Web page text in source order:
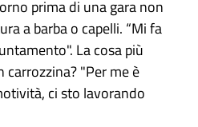
prima di una gara non
a barba o capelli. “Mi fa
La cosa più
"Per me è
ci sto lavorando